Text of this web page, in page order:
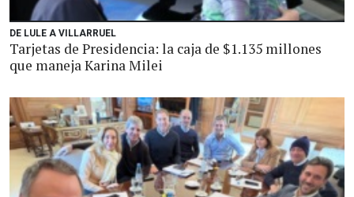
DE LULE A VILLARRUEL
Tarjetas de Presidencia: la caja de $1.135 millones
que maneja Karina Milei